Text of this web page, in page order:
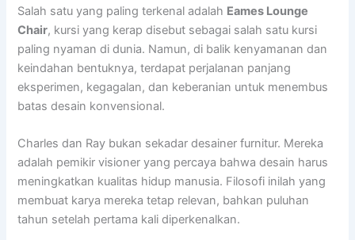
Salah satu yang paling terkenal adalah Eames Lounge
Chair, kursi yang kerap disebut sebagai salah satu kursi
paling nyaman di dunia. Namun, di balik kenyamanan dan
keindahan bentuknya, terdapat perjalanan panjang
eksperimen, kegagalan, dan keberanian untuk menembus
batas desain konvensional.
Charles dan Ray bukan sekadar desainer furnitur. Mereka
adalah pemikir visioner yang percaya bahwa desain harus
meningkatkan kualitas hidup manusia. Filosofi inilah yang
membuat karya mereka tetap relevan, bahkan puluhan
tahun setelah pertama kali diperkenalkan.